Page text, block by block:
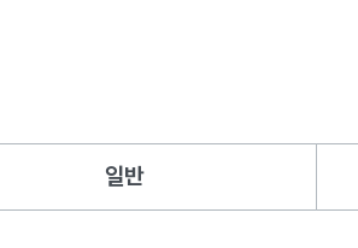
일반